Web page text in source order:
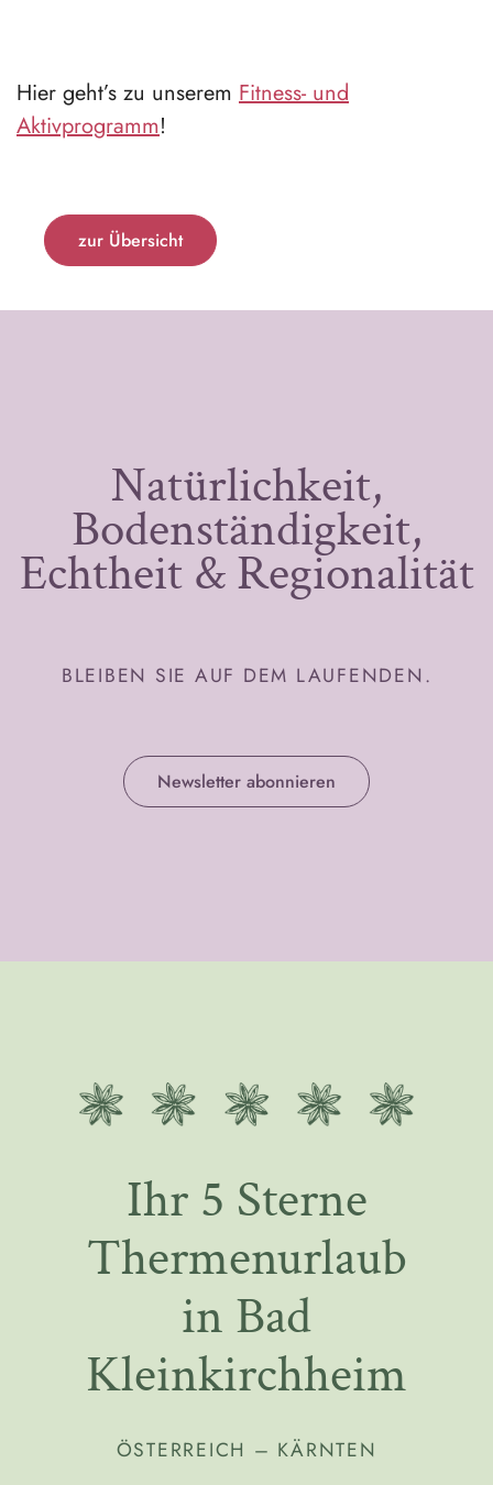
Hier geht’s zu unserem Fitness- und
Aktivprogramm!
zur Übersicht
Natürlichkeit,
Bodenständigkeit,
Echtheit & Regionalität
BLEIBEN SIE AUF DEM LAUFENDEN.
Newsletter abonnieren
Ihr 5 Sterne
Thermenurlaub
in Bad
Kleinkirchheim
ÖSTERREICH – KÄRNTEN